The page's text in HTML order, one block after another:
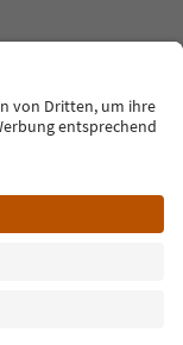
Privacy Policy
Cookie Policy